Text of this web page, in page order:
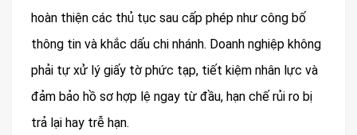
hoàn thiện các thủ tục sau cấp phép như công bố
thông tin và khắc dấu chi nhánh. Doanh nghiệp không
phải tự xử lý giấy tờ phức tạp, tiết kiệm nhân lực và
đảm bảo hồ sơ hợp lệ ngay từ đầu, hạn chế rủi ro bị
trả lại hay trễ hạn.